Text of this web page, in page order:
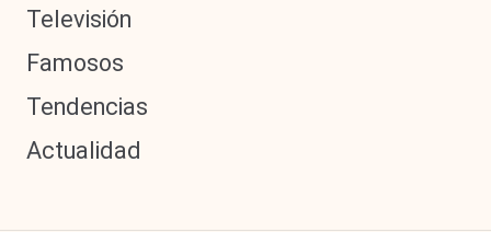
Televisión
Famosos
Tendencias
Actualidad